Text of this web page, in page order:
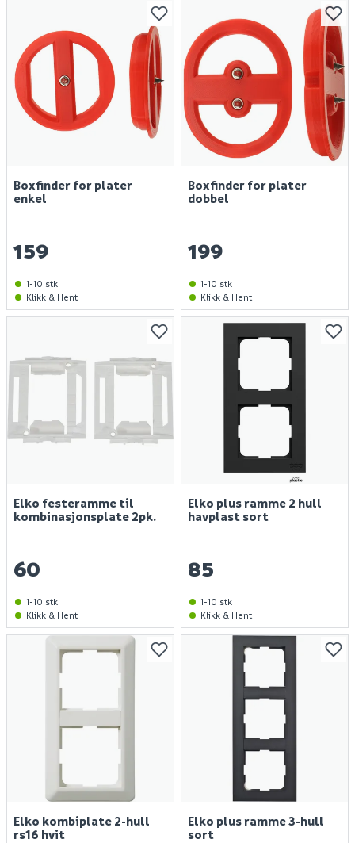
Boxfinder for plater
enkel
159
1-10 stk
Klikk & Hent
Boxfinder for plater
dobbel
199
1-10 stk
Klikk & Hent
Elko festeramme til
kombinasjonsplate 2pk.
60
1-10 stk
Klikk & Hent
Elko plus ramme 2 hull
havplast sort
85
1-10 stk
Klikk & Hent
Elko kombiplate 2-hull
rs16 hvit
Elko plus ramme 3-hull
sort